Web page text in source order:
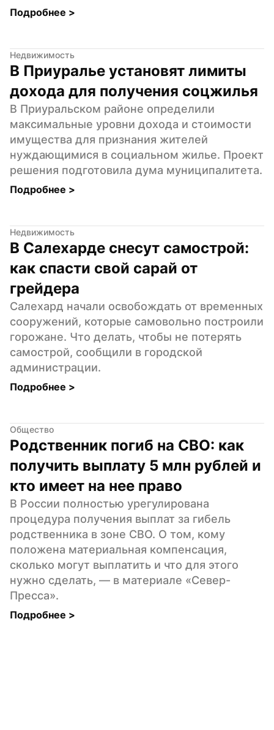
Подробнее >
Недвижимость
В Приуралье установят лимиты
дохода для получения соцжилья
В Приуральском районе определили
максимальные уровни дохода и стоимости
имущества для признания жителей
нуждающимися в социальном жилье. Проект
решения подготовила дума муниципалитета.
Подробнее >
Недвижимость
В Салехарде снесут самострой:
как спасти свой сарай от
грейдера
Салехард начали освобождать от временных
сооружений, которые самовольно построили
горожане. Что делать, чтобы не потерять
самострой, сообщили в городской
администрации.
Подробнее >
Общество
Родственник погиб на СВО: как
получить выплату 5 млн рублей и
кто имеет на нее право
В России полностью урегулирована
процедура получения выплат за гибель
родственника в зоне СВО. О том, кому
положена материальная компенсация,
сколько могут выплатить и что для этого
нужно сделать, — в материале «Север-
Пресса».
Подробнее >